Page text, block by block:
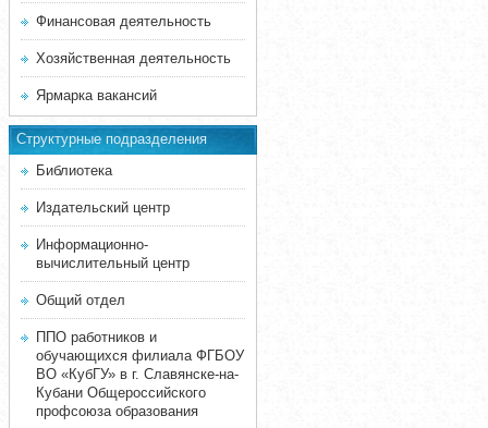
Финансовая деятельность
Хозяйственная деятельность
Ярмарка вакансий
Структурные подразделения
Библиотека
Издательский центр
Информационно-
вычислительный центр
Общий отдел
ППО работников и
обучающихся филиала ФГБОУ
ВО «КубГУ» в г. Славянске-на-
Кубани Общероссийского
профсоюза образования